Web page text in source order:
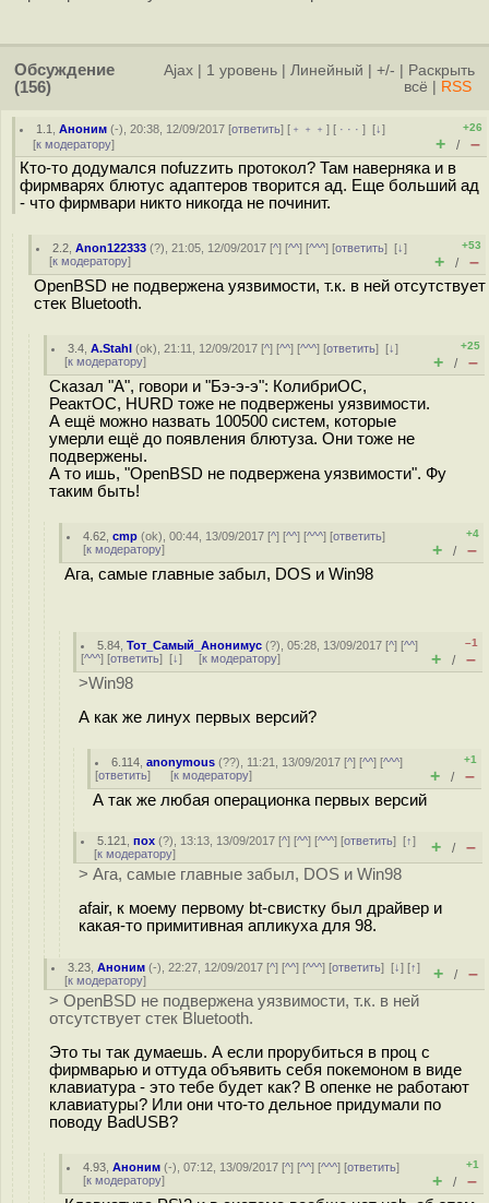
Обсуждение
(156)
Ajax 1 уровень Линейный +/-
Раскрыть
всё
RSS
1.1 ,Аноним (-), 20:38, 12/09/2017 [ответить] [ ﹢﹢﹢] [ · · ·][↓]
[к модератору]
+26
+ / –
Кто-то додумался поfuzzить протокол? Там наверняка и в
фирмварях блютус адаптеров творится ад. Еще больший ад
- что фирмвари никто никогда не починит.
2.2 ,Anon122333 (?), 21:05, 12/09/2017 [^] [^^] [^^^] [ответить][↓]
[к модератору]
+53
+ / –
OpenBSD не подвержена уязвимости, т.к. в ней отсутствует
стек Bluetooth.
3.4 ,A.Stahl (ok), 21:11, 12/09/2017 [^] [^^] [^^^] [ответить][↓]
[к модератору]
+25
+ / –
Сказал "А", говори и "Бэ-э-э": КолибриОС,
РеактОС, HURD тоже не подвержены уязвимости.
А ещё можно назвать 100500 систем, которые
умерли ещё до появления блютуза. Они тоже не
подвержены.
А то ишь, "OpenBSD не подвержена уязвимости". Фу
таким быть!
4.62 ,cmp (ok), 00:44, 13/09/2017 [^] [^^] [^^^] [ответить]
[к модератору]
+4
+ / –
Ага, самые главные забыл, DOS и Win98
5.84 ,Тот_Самый_Анонимус (?), 05:28, 13/09/2017 [^] [^^]
[^^^] [ответить] [↓] [к модератору]
–1
+ / –
>Win98
А как же линух первых версий?
6.114 ,anonymous (??), 11:21, 13/09/2017 [^] [^^] [^^^]
[ответить] [к модератору]
+1
+ / –
А так же любая операционка первых версий
5.121 ,пох (?), 13:13, 13/09/2017 [^] [^^] [^^^] [ответить][↑]
[к модератору] + / –
> Ага, самые главные забыл, DOS и Win98
afair, к моему первому bt-свистку был драйвер и
какая-то примитивная апликуха для 98.
3.23 ,Аноним (-), 22:27, 12/09/2017 [^] [^^] [^^^] [ответить][↓] [↑]
[к модератору] + / –
> OpenBSD не подвержена уязвимости, т.к. в ней
отсутствует стек Bluetooth.
Это ты так думаешь. А если прорубиться в проц с
фирмварью и оттуда объявить себя покемоном в виде
клавиатура - это тебе будет как? В опенке не работают
клавиатуры? Или они что-то дельное придумали по
поводу BadUSB?
4.93 ,Аноним (-), 07:12, 13/09/2017 [^] [^^] [^^^] [ответить]
[к модератору]
+1
+ / –